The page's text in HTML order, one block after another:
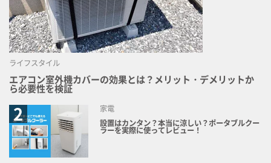
ライフスタイル
エアコン室外機カバーの効果とは？メリット・デメリットか
ら必要性を検証
家電
設置はカンタン？本当に涼しい？ポータブルクー
ラーを実際に使ってレビュー！